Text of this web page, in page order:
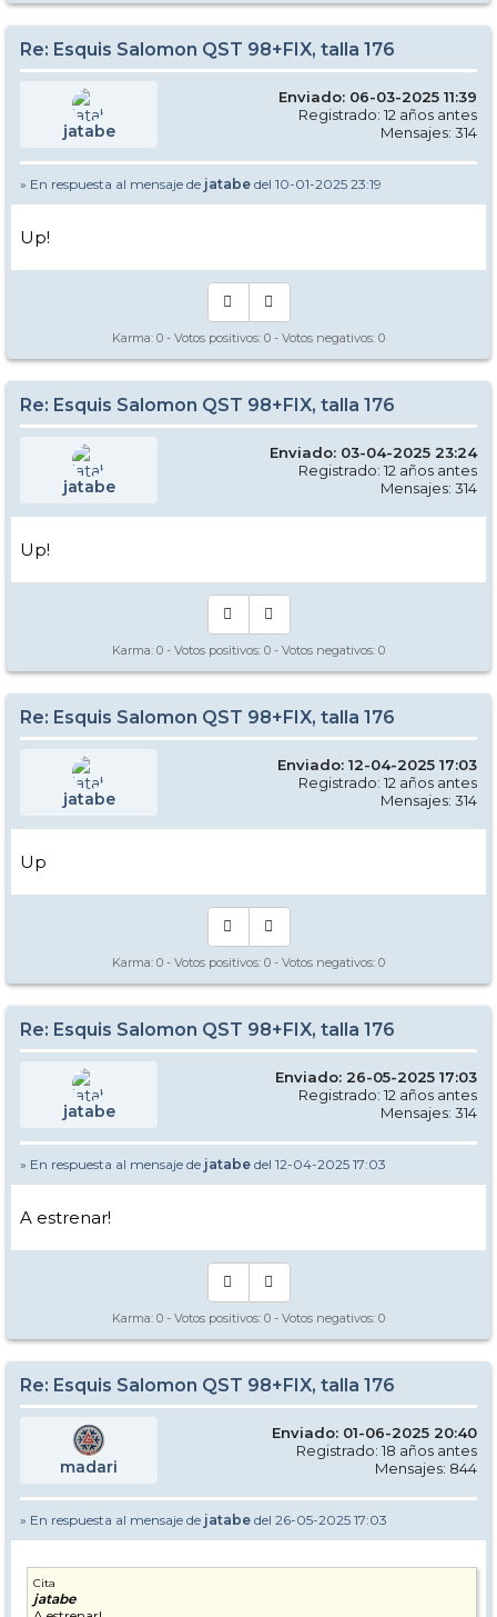
Re: Esquis Salomon QST 98+FIX, talla 176
jatabe
Enviado: 06-03-2025 11:39
Registrado: 12 años antes
Mensajes: 314
» En respuesta al mensaje de jatabe del 10-01-2025 23:19
Up!
Karma: 0 - Votos positivos: 0 - Votos negativos: 0
Re: Esquis Salomon QST 98+FIX, talla 176
jatabe
Enviado: 03-04-2025 23:24
Registrado: 12 años antes
Mensajes: 314
Up!
Karma: 0 - Votos positivos: 0 - Votos negativos: 0
Re: Esquis Salomon QST 98+FIX, talla 176
jatabe
Enviado: 12-04-2025 17:03
Registrado: 12 años antes
Mensajes: 314
Up
Karma: 0 - Votos positivos: 0 - Votos negativos: 0
Re: Esquis Salomon QST 98+FIX, talla 176
jatabe
Enviado: 26-05-2025 17:03
Registrado: 12 años antes
Mensajes: 314
» En respuesta al mensaje de jatabe del 12-04-2025 17:03
A estrenar!
Karma: 0 - Votos positivos: 0 - Votos negativos: 0
Re: Esquis Salomon QST 98+FIX, talla 176
madari
Enviado: 01-06-2025 20:40
Registrado: 18 años antes
Mensajes: 844
» En respuesta al mensaje de jatabe del 26-05-2025 17:03
Cita
jatabe